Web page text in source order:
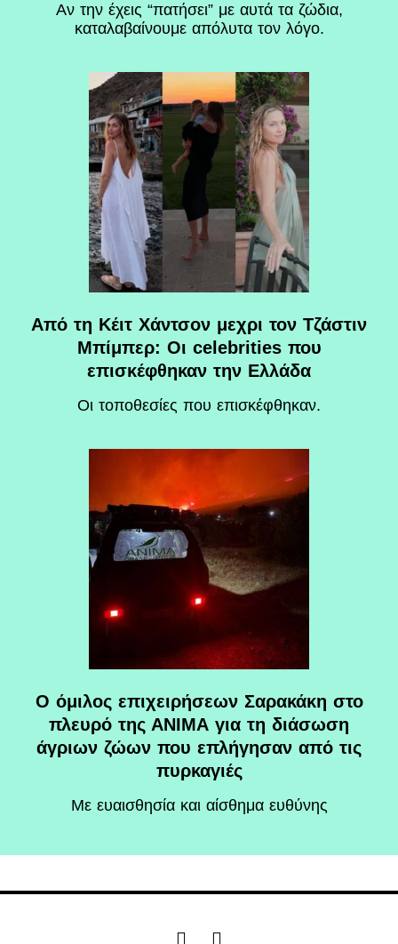
Αν την έχεις “πατήσει” με αυτά τα ζώδια,
καταλαβαίνουμε απόλυτα τον λόγο.
Από τη Κέιτ Χάντσον μεχρι τον Τζάστιν
Μπίμπερ: Οι celebrities που
επισκέφθηκαν την Ελλάδα
Οι τοποθεσίες που επισκέφθηκαν.
O όμιλος επιχειρήσεων Σαρακάκη στο
πλευρό της ΑΝΙΜΑ για τη διάσωση
άγριων ζώων που επλήγησαν από τις
πυρκαγιές
Με ευαισθησία και αίσθημα ευθύνης
F I